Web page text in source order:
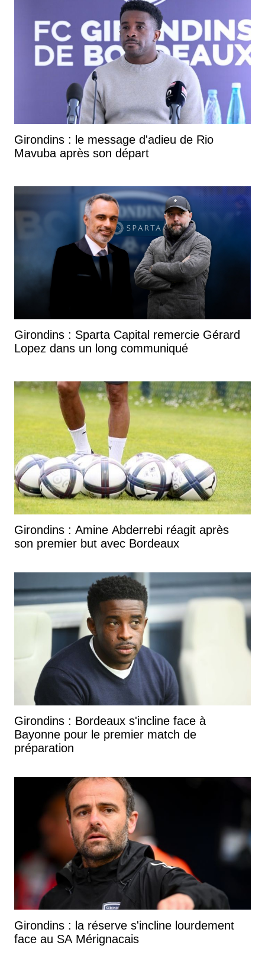
Girondins : le message d'adieu de Rio
Mavuba après son départ
Girondins : Sparta Capital remercie Gérard
Lopez dans un long communiqué
Girondins : Amine Abderrebi réagit après
son premier but avec Bordeaux
Girondins : Bordeaux s'incline face à
Bayonne pour le premier match de
préparation
Girondins : la réserve s'incline lourdement
face au SA Mérignacais